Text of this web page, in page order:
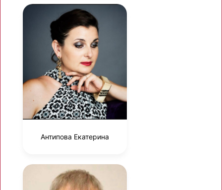
Антипова Екатерина